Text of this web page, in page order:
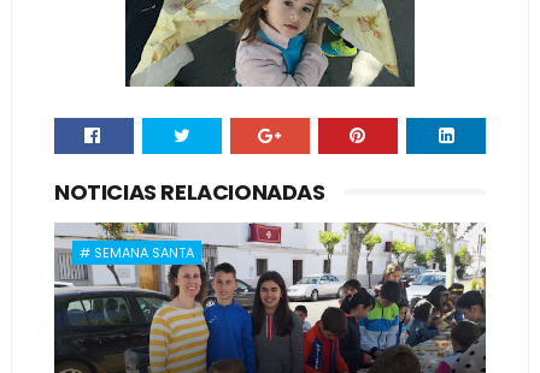
NOTICIAS RELACIONADAS
# SEMANA SANTA